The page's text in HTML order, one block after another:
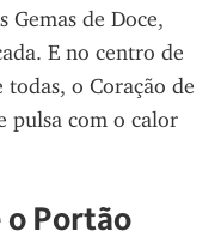
Gemas de Doce,
E no centro de
o Coração de
pulsa com o calor
o Portão